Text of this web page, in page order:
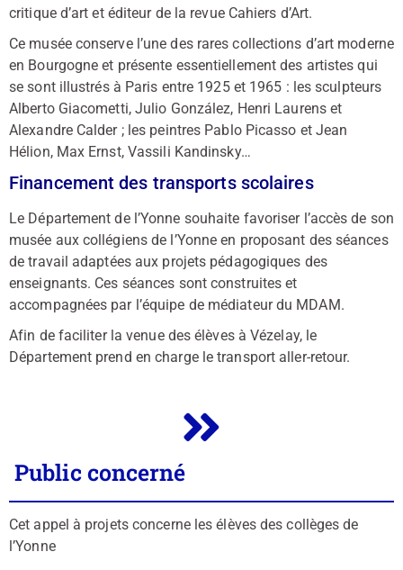
critique d’art et éditeur de la revue Cahiers d’Art.
Ce musée conserve l’une des rares collections d’art moderne
en Bourgogne et présente essentiellement des artistes qui
se sont illustrés à Paris entre 1925 et 1965 : les sculpteurs
Alberto Giacometti, Julio González, Henri Laurens et
Alexandre Calder ; les peintres Pablo Picasso et Jean
Hélion, Max Ernst, Vassili Kandinsky…
Financement des transports scolaires
Le Département de l’Yonne souhaite favoriser l’accès de son
musée aux collégiens de l’Yonne en proposant des séances
de travail adaptées aux projets pédagogiques des
enseignants. Ces séances sont construites et
accompagnées par l’équipe de médiateur du MDAM.
Afin de faciliter la venue des élèves à Vézelay, le
Département prend en charge le transport aller-retour.
Public concerné
Cet appel à projets concerne les élèves des collèges de
l’Yonne